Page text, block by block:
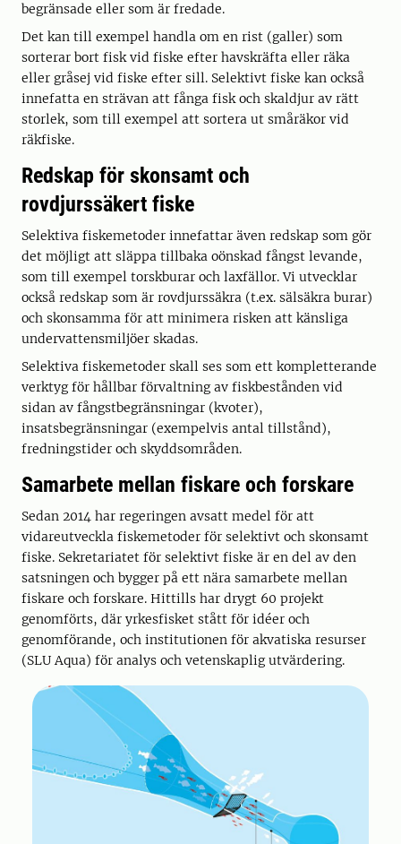
begränsade eller som är fredade.
Det kan till exempel handla om en rist (galler) som
sorterar bort fisk vid fiske efter havskräfta eller räka
eller gråsej vid fiske efter sill. Selektivt fiske kan också
innefatta en strävan att fånga fisk och skaldjur av rätt
storlek, som till exempel att sortera ut småräkor vid
räkfiske.
Redskap för skonsamt och
rovdjurssäkert fiske
Selektiva fiskemetoder innefattar även redskap som gör
det möjligt att släppa tillbaka oönskad fångst levande,
som till exempel torskburar och laxfällor. Vi utvecklar
också redskap som är rovdjurssäkra (t.ex. sälsäkra burar)
och skonsamma för att minimera risken att känsliga
undervattensmiljöer skadas.
Selektiva fiskemetoder skall ses som ett kompletterande
verktyg för hållbar förvaltning av fiskbestånden vid
sidan av fångstbegränsningar (kvoter),
insatsbegränsningar (exempelvis antal tillstånd),
fredningstider och skyddsområden.
Samarbete mellan fiskare och forskare
Sedan 2014 har regeringen avsatt medel för att
vidareutveckla fiskemetoder för selektivt och skonsamt
fiske. Sekretariatet för selektivt fiske är en del av den
satsningen och bygger på ett nära samarbete mellan
fiskare och forskare. Hittills har drygt 60 projekt
genomförts, där yrkesfisket stått för idéer och
genomförande, och institutionen för akvatiska resurser
(SLU Aqua) för analys och vetenskaplig utvärdering.